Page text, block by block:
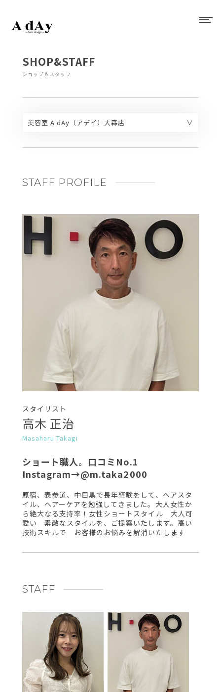
SHOP&STAFF
ショップ＆スタッフ
美容室 A dAy（アデイ）大森店
STAFF PROFILE
スタイリスト
高木 正治
Masaharu Takagi
ショート職人。口コミNo.1
Instagram→@m.taka2000
原宿、表参道、中目黒で長年経験をして、ヘアスタ
イル、ヘアーケアを勉強してきました。大人女性か
ら絶大なる支持率！女性ショートスタイル 大人可
愛い 素敵なスタイルを、ご提案いたします。高い
技術スキルで お客様のお悩みを解消いたします
STAFF